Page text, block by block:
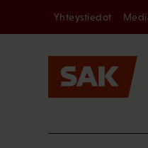
Yhteystiedot